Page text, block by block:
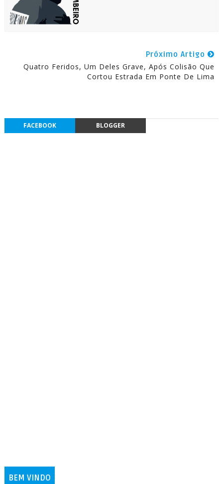
Próximo Artigo
Quatro Feridos, Um Deles Grave, Após Colisão Que
Cortou Estrada Em Ponte De Lima
FACEBOOK BLOGGER
BEM VINDO